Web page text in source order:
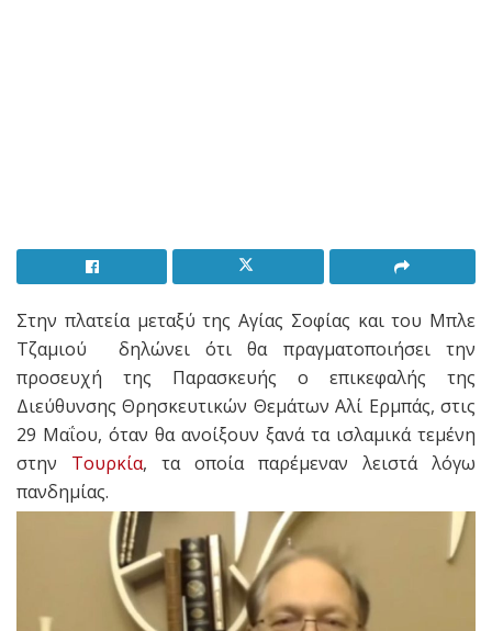
Στην πλατεία μεταξύ της Αγίας Σοφίας και του Μπλε
Τζαμιού δηλώνει ότι θα πραγματοποιήσει την
προσευχή της Παρασκευής ο επικεφαλής της
Διεύθυνσης Θρησκευτικών Θεμάτων Αλί Ερμπάς, στις
29 Μαΐου, όταν θα ανοίξουν ξανά τα ισλαμικά τεμένη
στην Τουρκία, τα οποία παρέμεναν λειστά λόγω
πανδημίας.